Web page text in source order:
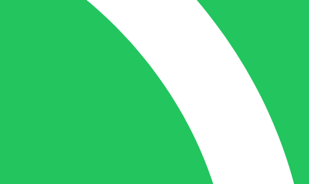
doen u zo snel mogelijk een antwoord op